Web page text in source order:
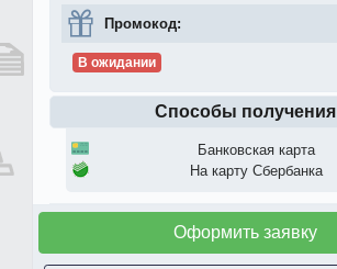
Промокод:
В ожидании
Способы получения
Банковская карта
На карту Сбербанка
Оформить заявку